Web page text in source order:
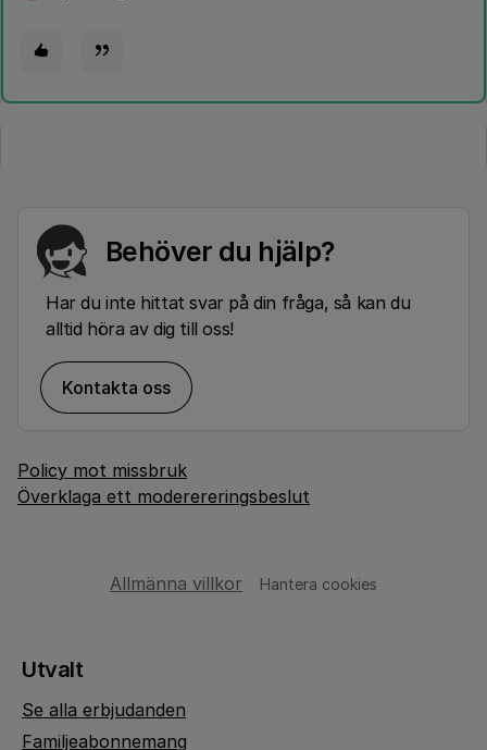
Behöver du hjälp?
Har du inte hittat svar på din fråga, så kan du
alltid höra av dig till oss!
Kontakta oss
Policy mot missbruk
Överklaga ett moderereringsbeslut
Allmänna villkor Hantera cookies
Utvalt
Se alla erbjudanden
Familjeabonnemang